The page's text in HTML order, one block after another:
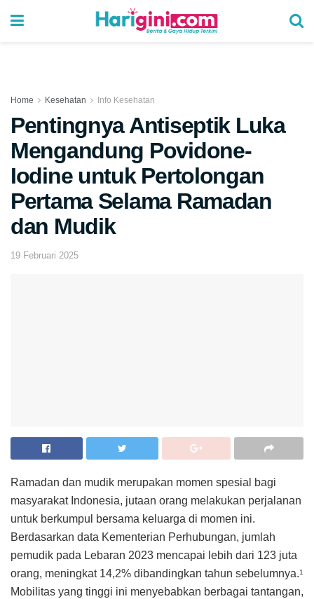
Home Kesehatan Info Kesehatan
Pentingnya Antiseptik Luka
Mengandung Povidone-
Iodine untuk Pertolongan
Pertama Selama Ramadan
dan Mudik
19 Februari 2025
Ramadan dan mudik merupakan momen spesial bagi
masyarakat Indonesia, jutaan orang melakukan perjalanan
untuk berkumpul bersama keluarga di momen ini.
Berdasarkan data Kementerian Perhubungan, jumlah
pemudik pada Lebaran 2023 mencapai lebih dari 123 juta
orang, meningkat 14,2% dibandingkan tahun sebelumnya.1
Mobilitas yang tinggi ini menyebabkan berbagai tantangan,